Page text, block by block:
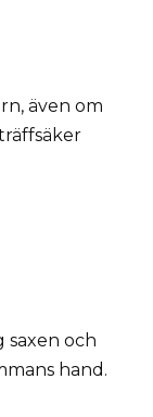
även om
saxen och
hand.